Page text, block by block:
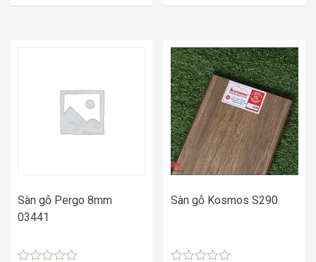
sao
sao
Sàn gỗ Pergo 8mm
03441
Sàn gỗ Kosmos S290